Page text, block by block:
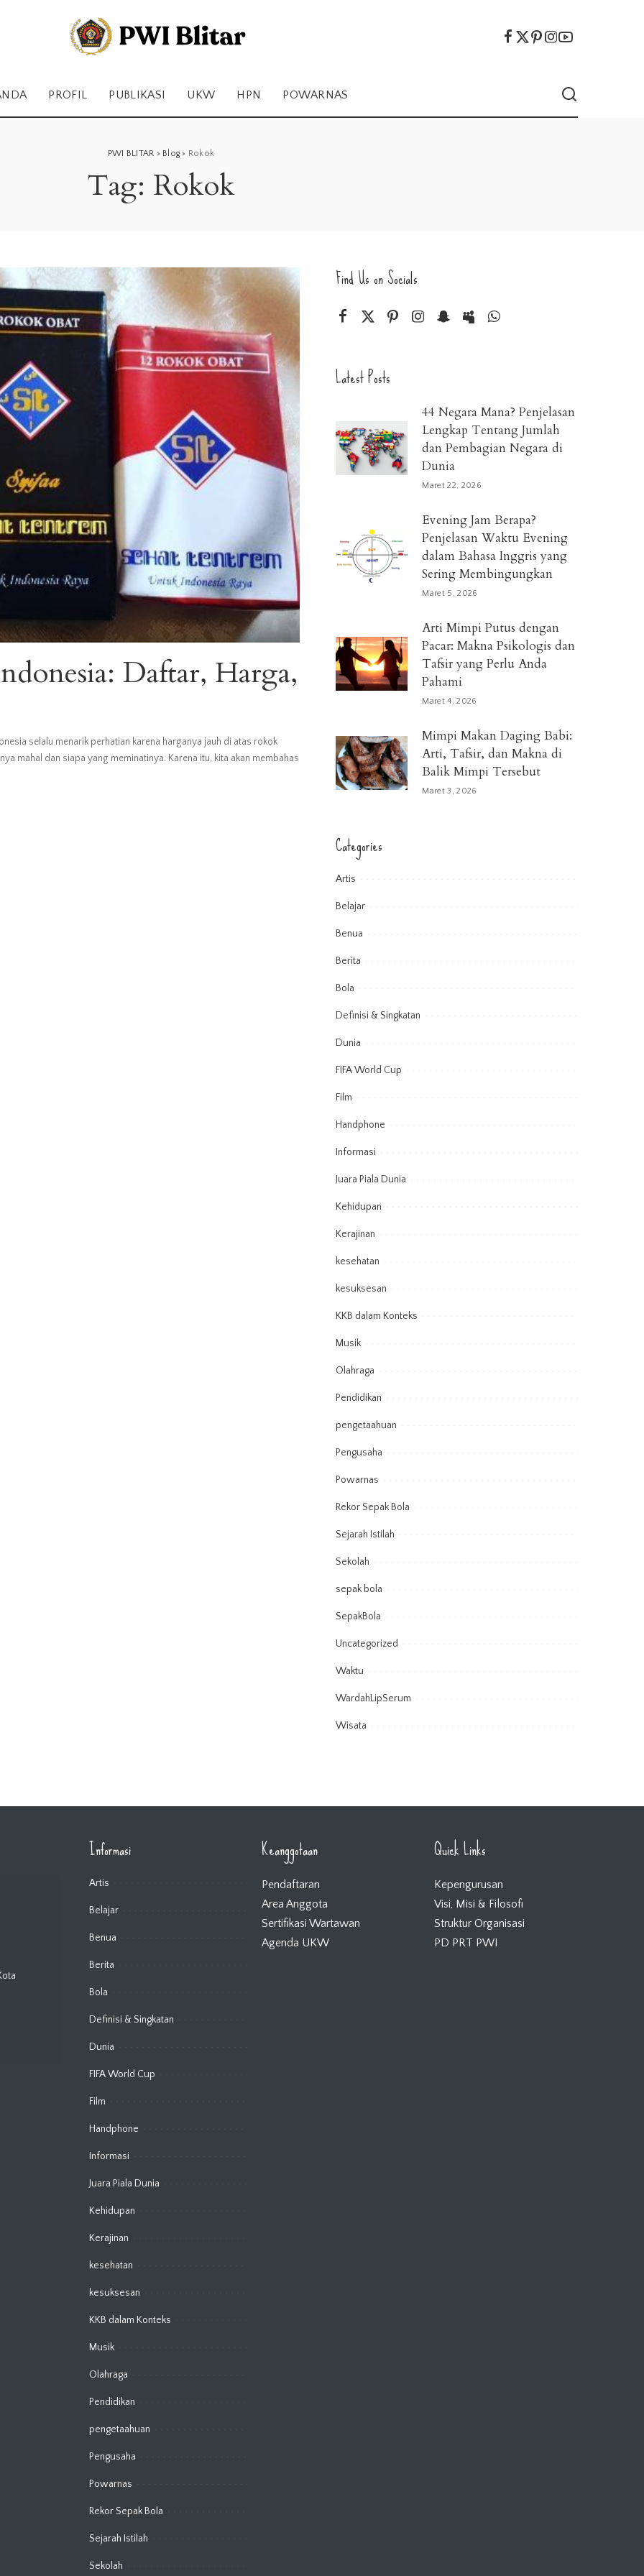
PROFIL PUBLIKASI UKW HPN POWARNAS
PWI BLITAR > Blog > Rokok
Tag: Rokok
Daftar, Harga,
selalu menarik perhatian karena harganya jauh di atas rokok
mahal dan siapa yang meminatinya. Karena itu, kita akan membahas
Find Us on Socials
Latest Posts
44 Negara Mana? Penjelasan
Lengkap Tentang Jumlah
dan Pembagian Negara di
Dunia
Maret 22, 2026
Evening Jam Berapa?
Penjelasan Waktu Evening
dalam Bahasa Inggris yang
Sering Membingungkan
Maret 5, 2026
Arti Mimpi Putus dengan
Pacar: Makna Psikologis dan
Tafsir yang Perlu Anda
Pahami
Maret 4, 2026
Mimpi Makan Daging Babi:
Arti, Tafsir, dan Makna di
Balik Mimpi Tersebut
Maret 3, 2026
Categories
Artis
Belajar
Benua
Berita
Bola
Definisi & Singkatan
Dunia
FIFA World Cup
Film
Handphone
Informasi
Juara Piala Dunia
Kehidupan
Kerajinan
kesehatan
kesuksesan
KKB dalam Konteks
Musik
Olahraga
Pendidikan
pengetaahuan
Pengusaha
Powarnas
Rekor Sepak Bola
Sejarah Istilah
Sekolah
sepak bola
SepakBola
Uncategorized
Waktu
WardahLipSerum
Wisata
Informasi
Artis
Belajar
Benua
Berita
Bola
Definisi & Singkatan
Dunia
FIFA World Cup
Film
Handphone
Informasi
Juara Piala Dunia
Kehidupan
Kerajinan
kesehatan
kesuksesan
KKB dalam Konteks
Musik
Olahraga
Pendidikan
pengetaahuan
Pengusaha
Powarnas
Rekor Sepak Bola
Sejarah Istilah
Sekolah
Keanggotaan
Pendaftaran
Area Anggota
Sertifikasi Wartawan
Agenda UKW
Quick Links
Kepengurusan
Visi, Misi & Filosofi
Struktur Organisasi
PD PRT PWI